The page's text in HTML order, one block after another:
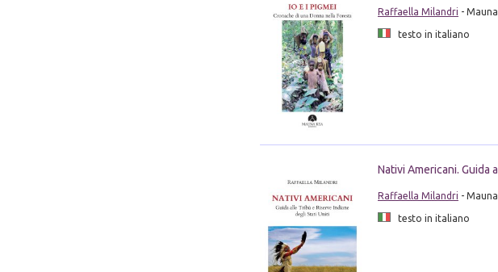
Raffaella Milandri -
testo in italiano
Nativi Americani. Guida
Raffaella Milandri -
testo in italiano